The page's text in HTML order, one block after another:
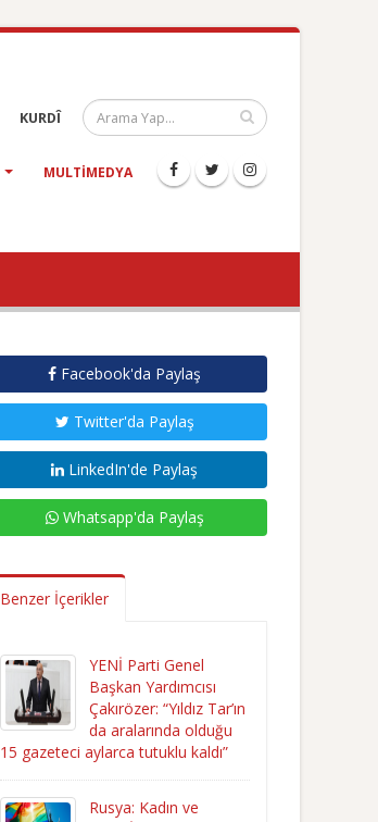
KURDÎ
MULTIMEDYA
Facebook'da Paylaş
Twitter'da Paylaş
LinkedIn'de Paylaş
Whatsapp'da Paylaş
Benzer İçerikler
YENİ Parti Genel
Başkan Yardımcısı
Çakırözer: “Yıldız Tar’ın
da aralarında olduğu
15 gazeteci aylarca tutuklu kaldı”
Rusya: Kadın ve